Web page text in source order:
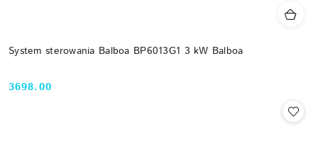
System sterowania Balboa BP6013G1 3 kW Balboa
Cena:
3698.00